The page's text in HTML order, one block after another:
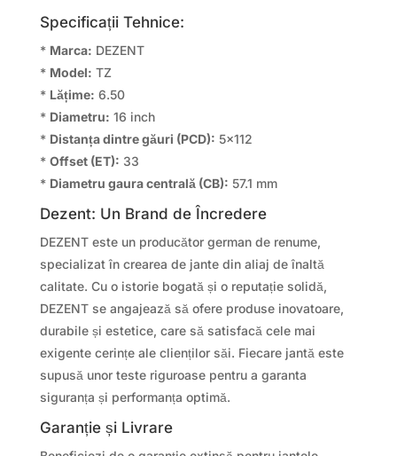
Specificații Tehnice:
* Marca: DEZENT
* Model: TZ
* Lățime: 6.50
* Diametru: 16 inch
* Distanța dintre găuri (PCD): 5×112
* Offset (ET): 33
* Diametru gaura centrală (CB): 57.1 mm
Dezent: Un Brand de Încredere
DEZENT este un producător german de renume,
specializat în crearea de jante din aliaj de înaltă
calitate. Cu o istorie bogată și o reputație solidă,
DEZENT se angajează să ofere produse inovatoare,
durabile și estetice, care să satisfacă cele mai
exigente cerințe ale clienților săi. Fiecare jantă este
supusă unor teste riguroase pentru a garanta
siguranța și performanța optimă.
Garanție și Livrare